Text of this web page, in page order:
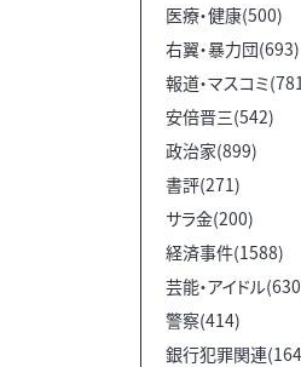
医療・健康(500)
右翼・暴力団(693)
報道・マスコミ
安倍晋三(542)
政治家(899)
書評(271)
サラ金(200)
経済事件(1588)
芸能・アイドル
警察(414)
銀行犯罪関連